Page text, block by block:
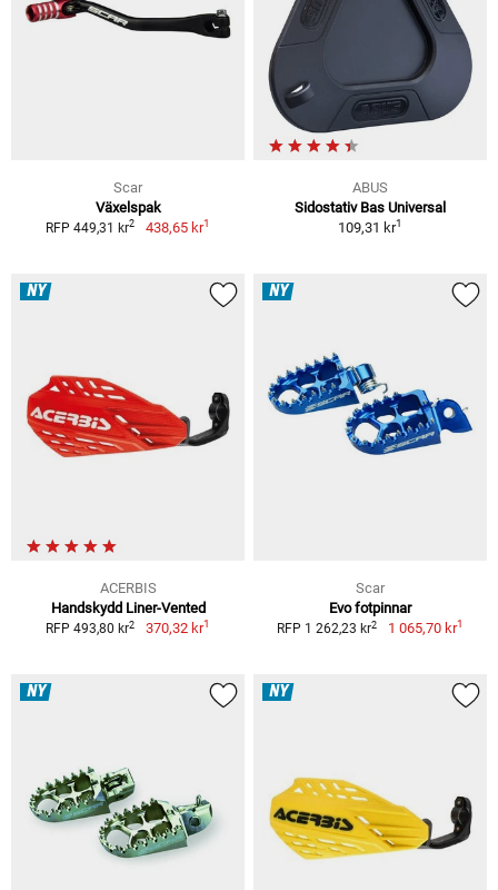
Scar
Växelspak
RFP 449,31 kr2 438,65 kr1
ABUS
Sidostativ Bas Universal
109,31 kr1
NY
ACERBIS
Handskydd Liner-Vented
RFP 493,80 kr2 370,32 kr1
NY
Scar
Evo fotpinnar
RFP 1 262,23 kr2 1 065,70 kr1
NY NY